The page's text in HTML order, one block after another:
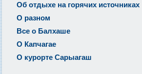
Об отдыхе на горячих источниках
О разном
Все о Балхаше
О Капчагае
О курорте Сарыагаш